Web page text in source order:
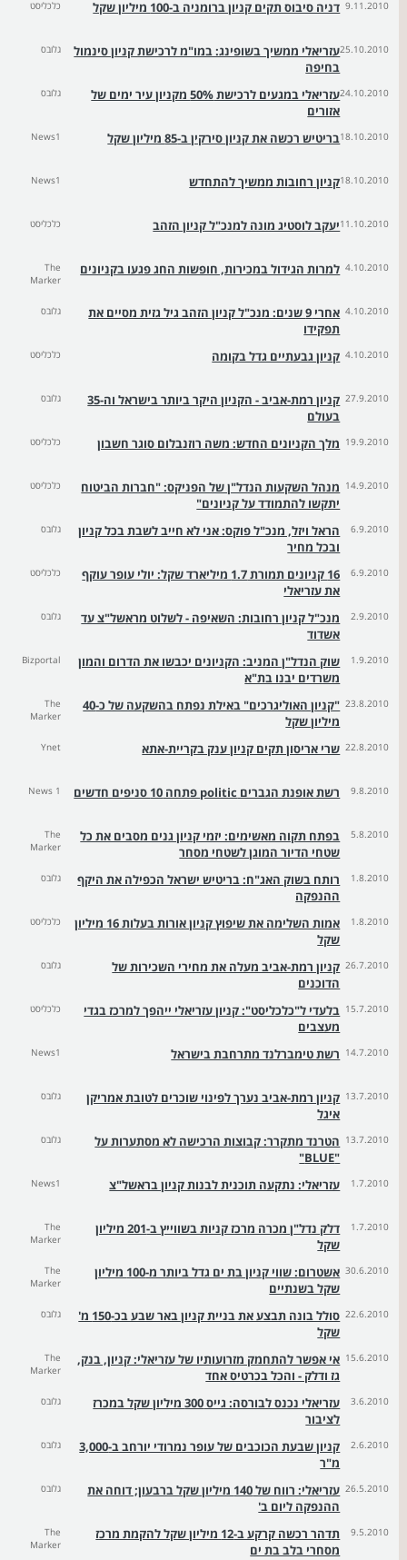
9.11.2010 דניה סיבוס תקים קניון ברומניה ב-100 מיליון שקל כלכליסט
25.10.2010עזריאלי ממשיך בשופינג: במו"מ לרכישת קניון סינמול
בחיפה
גלובס
24.10.2010
עזריאלי במגעים לרכישת 50% מקניון עיר ימים של
אזורים
גלובס
18.10.2010בריטיש רכשה את קניון סירקין ב-85 מיליון שקל News1
18.10.2010קניון רחובות ממשיך להתחדש News1
11.10.2010יעקב לוסטיג מונה למנכ"ל קניון הזהב כלכליסט
4.10.2010 למרות הגידול במכירות, חופשות החג פגעו בקניונים
The
Marker
4.10.2010
אחרי 9 שנים: מנכ"ל קניון הזהב גיל גזית מסיים את
תפקידו
גלובס
4.10.2010 קניון גבעתיים גדל בקומה כלכליסט
27.9.2010
קניון רמת-אביב - הקניון היקר ביותר בישראל וה-35
בעולם
גלובס
19.9.2010 מלך הקניונים החדש: משה רוזנבלום סוגר חשבון כלכליסט
14.9.2010 מנהל השקעות הנדל"ן של הפניקס: "חברות הביטוח
יתקשו להתמודד על קניונים"
כלכליסט
6.9.2010
הראל ויזל, מנכ"ל פוקס: אני לא חייב לשבת בכל קניון
ובכל מחיר
גלובס
6.9.2010
16 קניונים תמורת 1.7 מיליארד שקל: יולי עופר עוקף
את עזריאלי
כלכליסט
2.9.2010
מנכ"ל קניון רחובות: השאיפה - לשלוט מראשל"צ עד
אשדוד
גלובס
1.9.2010
שוק הנדל"ן המניב: הקניונים יכבשו את הדרום והמון
משרדים יבנו בת"א
Bizportal
23.8.2010
"קניון האוליגרכים" באילת נפתח בהשקעה של כ-40
מיליון שקל
The
Marker
22.8.2010 שרי אריסון תקים קניון ענק בקריית-אתא Ynet
9.8.2010 רשת אופנת הגברים politic פתחה 10 סניפים חדשים News 1
5.8.2010
בפתח תקוה מאשימים: יזמי קניון גנים מסבים את כל
שטחי הדיור המוגן לשטחי מסחר
The
Marker
1.8.2010
רותח בשוק האג"ח: בריטיש ישראל הכפילה את היקף
ההנפקה
גלובס
1.8.2010
אמות השלימה את שיפוץ קניון אורות בעלות 16 מיליון
שקל
כלכליסט
26.7.2010 קניון רמת-אביב מעלה את מחירי השכירות של
הדוכנים
גלובס
15.7.2010 בלעדי ל"כלכליסט": קניון עזריאלי ייהפך למרכז בגדי
מעצבים
כלכליסט
14.7.2010 רשת טימברלנד מתרחבת בישראל News1
13.7.2010 קניון רמת-אביב נערך לפינוי שוכרים לטובת אמריקן
איגל
גלובס
13.7.2010 הטרנד מתקרר: קבוצות הרכישה לא מסתערות על
"BLUE"
גלובס
1.7.2010 עזריאלי: נתקעה תוכנית לבנות קניון בראשל"צ News1
1.7.2010
דלק נדל"ן מכרה מרכז קניות בשווייץ ב-201 מיליון
שקל
The
Marker
30.6.2010
אשטרום: שווי קניון בת ים גדל ביותר מ-100 מיליון
שקל בשנתיים
The
Marker
22.6.2010
סולל בונה תבצע את בניית קניון באר שבע בכ-150 מ'
שקל
גלובס
15.6.2010 אי אפשר להתחמק מזרועותיו של עזריאלי: קניון, בנק,
גז ודלק - והכל בכרטיס אחד
The
Marker
3.6.2010
עזריאלי נכנס לבורסה: גייס 300 מיליון שקל במכרז
לציבור
גלובס
2.6.2010
קניון שבעת הכוכבים של עופר נמרודי יורחב ב-3,000
מ"ר
גלובס
26.5.2010
עזריאלי: רווח של 140 מיליון שקל ברבעון; דוחה את
ההנפקה ליום ב'
גלובס
9.5.2010
תדהר רכשה קרקע ב-12 מיליון שקל להקמת מרכז
מסחרי בלב בת ים
The
Marker